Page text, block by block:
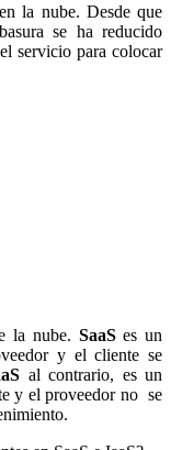
la nube. Desde que
se ha reducido
servicio para colocar
la nube. SaaSes un
y el cliente se
al contrario, es un
y el proveedor no se